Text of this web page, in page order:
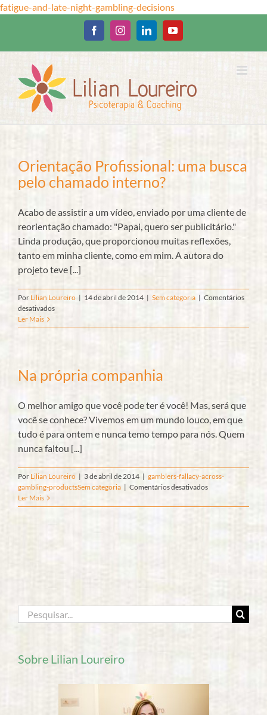
fatigue-and-late-night-gambling-decisionsIr
para
o
conteúdo
FacebookInstagramLinkedInYouTube
Orientação Profissional: uma busca
pelo chamado interno?
Acabo de assistir a um vídeo, enviado por uma cliente de
reorientação chamado: "Papai, quero ser publicitário."
Linda produção, que proporcionou muitas reflexões,
tanto em minha cliente, como em mim. A autora do
projeto teve [...]
Por Lilian Loureiro | 14 de abril de 2014 | Sem categoria | Comentários
desativadosem
Profissional:
chamado
interno?
Ler Mais
Na própria companhia
O melhor amigo que você pode ter é você! Mas, será que
você se conhece? Vivemos em um mundo louco, em que
tudo é para ontem e nunca temo tempo para nós. Quem
nunca faltou [...]
Por Lilian Loureiro | 3 de abril de 2014 | gamblers-fallacy-across-
gambling-productsSem categoria | Comentários desativadosem
própria
Ler Mais
Buscar
resultados
Sobre Lilian Loureiro